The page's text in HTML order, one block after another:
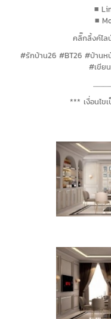
■
■
คลิ๊กลิ้งค์ไล
#รักบ้าน26 #BT26 #บ้าน
#เขีย
*** เงื่อนไข